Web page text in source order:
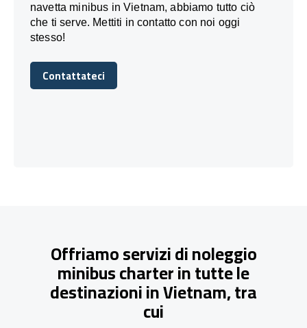
navetta minibus in Vietnam, abbiamo tutto ciò
che ti serve. Mettiti in contatto con noi oggi
stesso!
Contattateci
Contattateci
Offriamo servizi di noleggio
minibus charter in tutte le
destinazioni in Vietnam, tra
cui